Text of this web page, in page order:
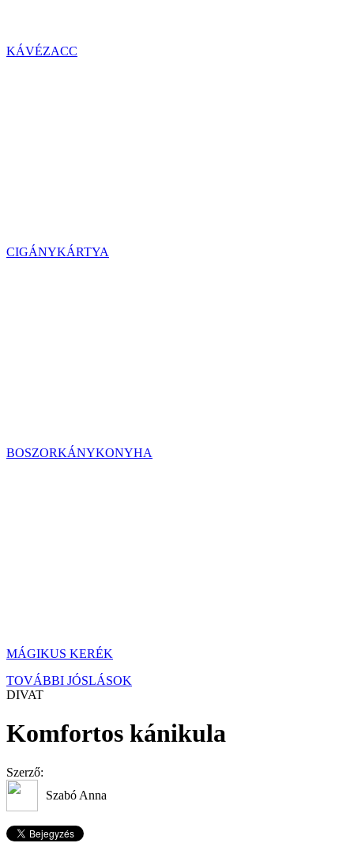
KÁVÉZACC
CIGÁNYKÁRTYA
BOSZORKÁNYKONYHA
MÁGIKUS KERÉK
TOVÁBBI JÓSLÁSOK
DIVAT
Komfortos kánikula
Szerző:
Szabó Anna